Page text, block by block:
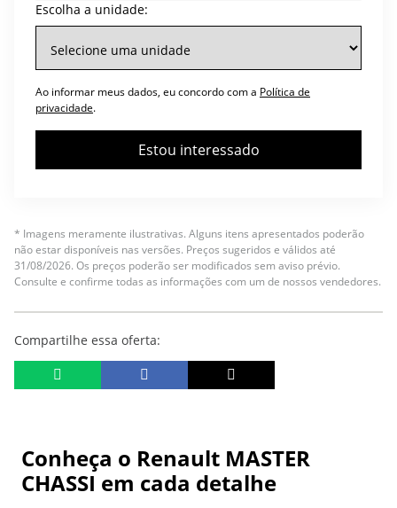
* Imagens meramente ilustrativas. Alguns itens apresentados poderão
não estar disponíveis nas versões. Preços sugeridos e válidos até
31/08/2026. Os preços poderão ser modificados sem aviso prévio.
Consulte e confirme todas as informações com um de nossos vendedores.
Compartilhe essa oferta:
Escolha a unidade:
Ao informar meus dados, eu concordo com a Política de
privacidade.
Estou interessado
Conheça o Renault MASTER
CHASSI em cada detalhe